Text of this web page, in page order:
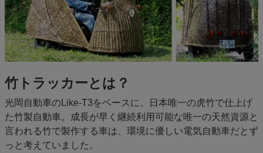
竹トラッカーとは？
光岡自動車のLike-T3をベースに、日本唯一の虎竹で仕上げ
た竹製自動車。成長が早く継続利用可能な唯一の天然資源と
言われる竹で製作する車は、環境に優しい電気自動車だとず
っと考えていました。